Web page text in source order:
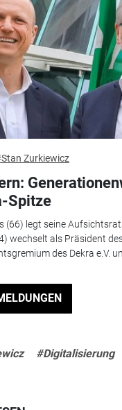
Zurkiewicz
Spitze
(66) legt seine
wechselt als Präsident
des Dekra e.V.
#Digitalisierung